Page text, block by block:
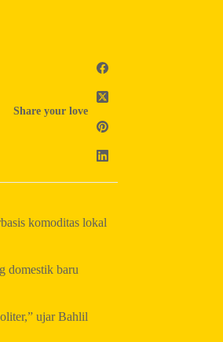
Share your love
komoditas lokal
domestik baru
ujar Bahlil